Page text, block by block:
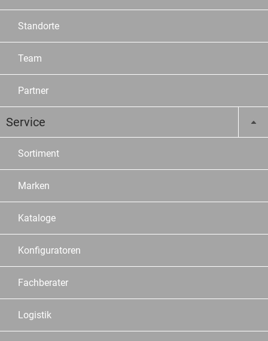
Standorte
Team
Partner
Service
Sortiment
Marken
Kataloge
Konfiguratoren
Fachberater
Logistik